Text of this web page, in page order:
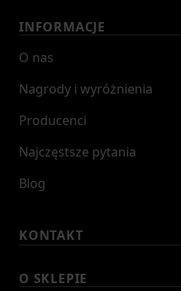
INFORMACJE
O nas
Nagrody i wyróżnienia
Producenci
Najczęstsze pytania
Blog
KONTAKT
O SKLEPIE